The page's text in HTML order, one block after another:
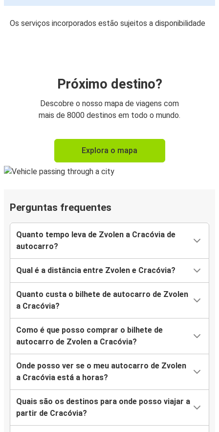
Os serviços incorporados estão sujeitos a disponibilidade
Próximo destino?
Descobre o nosso mapa de viagens com
mais de 8000 destinos em todo o mundo.
Explora o mapa
Perguntas frequentes
Quanto tempo leva de Zvolen a Cracóvia de
autocarro?
Qual é a distância entre Zvolen e Cracóvia?
Quanto custa o bilhete de autocarro de Zvolen
a Cracóvia?
Como é que posso comprar o bilhete de
autocarro de Zvolen a Cracóvia?
Onde posso ver se o meu autocarro de Zvolen
a Cracóvia está a horas?
Quais são os destinos para onde posso viajar a
partir de Cracóvia?